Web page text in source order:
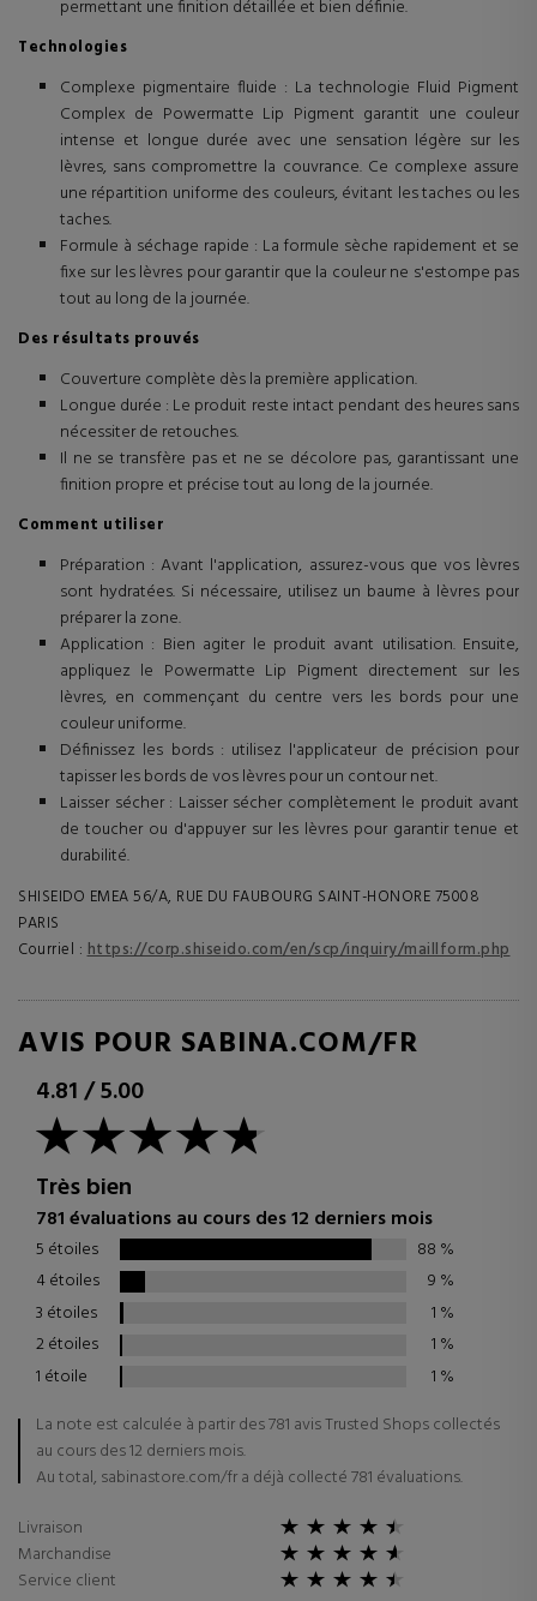
permettant une finition détaillée et bien définie.
Technologies
Complexe pigmentaire fluide : La technologie Fluid Pigment
Complex de Powermatte Lip Pigment garantit une couleur
intense et longue durée avec une sensation légère sur les
lèvres, sans compromettre la couvrance. Ce complexe assure
une répartition uniforme des couleurs, évitant les taches ou les
taches.
Formule à séchage rapide : La formule sèche rapidement et se
fixe sur les lèvres pour garantir que la couleur ne s'estompe pas
tout au long de la journée.
Des résultats prouvés
Couverture complète dès la première application.
Longue durée : Le produit reste intact pendant des heures sans
nécessiter de retouches.
Il ne se transfère pas et ne se décolore pas, garantissant une
finition propre et précise tout au long de la journée.
Comment utiliser
Préparation : Avant l'application, assurez-vous que vos lèvres
sont hydratées. Si nécessaire, utilisez un baume à lèvres pour
préparer la zone.
Application : Bien agiter le produit avant utilisation. Ensuite,
appliquez le Powermatte Lip Pigment directement sur les
lèvres, en commençant du centre vers les bords pour une
couleur uniforme.
Définissez les bords : utilisez l'applicateur de précision pour
tapisser les bords de vos lèvres pour un contour net.
Laisser sécher : Laisser sécher complètement le produit avant
de toucher ou d'appuyer sur les lèvres pour garantir tenue et
durabilité.
SHISEIDO EMEA 56/A, RUE DU FAUBOURG SAINT-HONORE 75008
PARIS
Courriel :https://corp.shiseido.com/en/scp/inquiry/maillform.php
AVIS POUR SABINA.COM/FR
4.81/5.00
Très bien
781 évaluations au cours des 12 derniers mois
5 étoiles 88 %
4 étoiles
9 %
3 étoiles
1 %
2 étoiles
1 %
1 étoile
1 %
La note est calculée à partir des 781 avis Trusted Shops collectés
au cours des 12 derniers mois.
Au total, sabinastore.com/fr a déjà collecté 781 évaluations.
Livraison
Marchandise
Service client